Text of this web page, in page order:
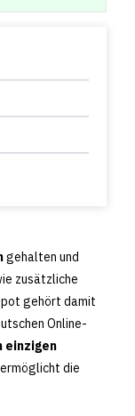
gehalten und
zusätzliche
gehört damit
Online-
einzigen
die